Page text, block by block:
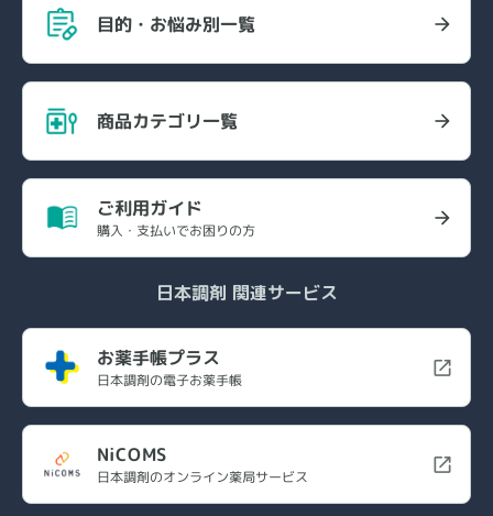
目的・お悩み別一覧
商品カテゴリ一覧
ご利用ガイド
購入・支払いでお困りの方
日本調剤 関連サービス
お薬手帳プラス
日本調剤の電子お薬手帳
NiCOMS
日本調剤のオンライン薬局サービス